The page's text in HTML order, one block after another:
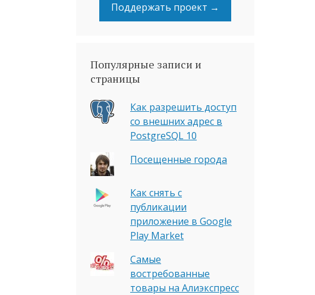
Поддержать проект →
Популярные записи и
страницы
Как разрешить доступ
со внешних адрес в
PostgreSQL 10
Посещенные города
Как снять с
публикации
приложение в Google
Play Market
Самые
востребованные
товары на Алиэкспресс